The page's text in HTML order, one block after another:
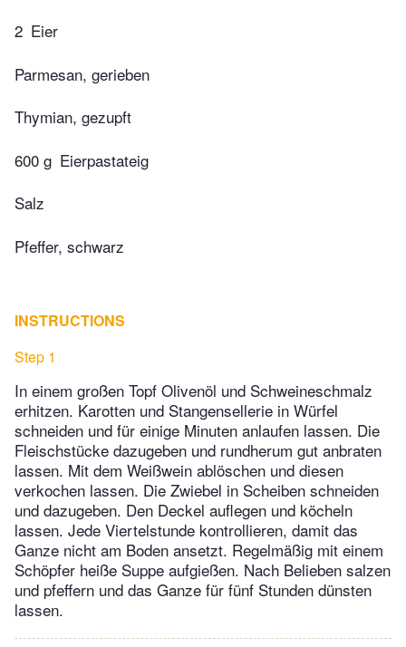
2 Eier
Parmesan, gerieben
Thymian, gezupft
600 g Eierpastateig
Salz
Pfeffer, schwarz
INSTRUCTIONS
Step 1
In einem großen Topf Olivenöl und Schweineschmalz
erhitzen. Karotten und Stangensellerie in Würfel
schneiden und für einige Minuten anlaufen lassen. Die
Fleischstücke dazugeben und rundherum gut anbraten
lassen. Mit dem Weißwein ablöschen und diesen
verkochen lassen. Die Zwiebel in Scheiben schneiden
und dazugeben. Den Deckel auflegen und köcheln
lassen. Jede Viertelstunde kontrollieren, damit das
Ganze nicht am Boden ansetzt. Regelmäßig mit einem
Schöpfer heiße Suppe aufgießen. Nach Belieben salzen
und pfeffern und das Ganze für fünf Stunden dünsten
lassen.